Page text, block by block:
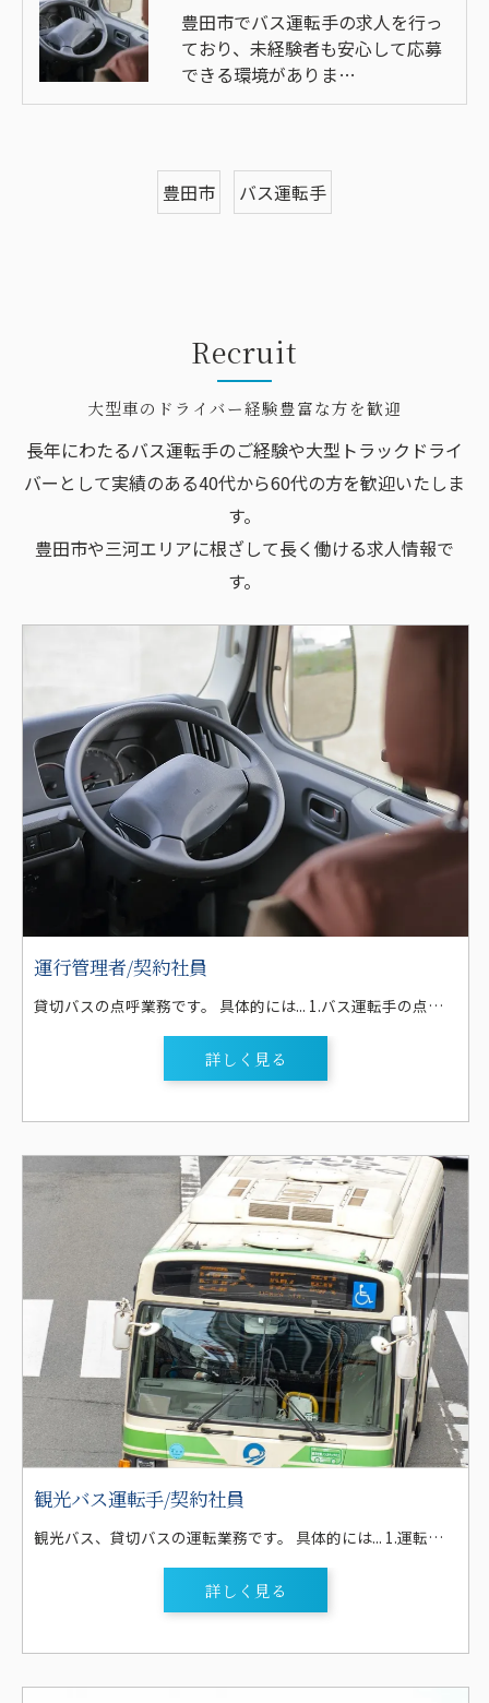
豊田市でバス運転手の求人を行っ
ており、未経験者も安心して応募
できる環境がありま…
豊田市 バス運転手
大型車のドライバー経験豊富な方を歓迎
Recruit
長年にわたるバス運転手のご経験や大型トラックドライ
バーとして実績のある40代から60代の方を歓迎いたしま
す。
豊田市や三河エリアに根ざして長く働ける求人情報で
す。
運行管理者/契約社員
貸切バスの点呼業務です。 具体的には... 1.バス運転手の点呼業務(早朝や夜間・土曜日・日曜日等) ※乗務員のアルコール検査機を使用したアルコールチェック。免許証の確認。健康状態 や睡眠時間等のチェックなどを行い、運行の可否を決定します。 2.各種運行管理業務 ※車両点検表のチェックや業務日報の管理 3.渋滞情報や事故情報の伝達 4.緊急時の無線連絡 【研修制度】 1ヶ月程度 ・課長・主任による教養 ・実務見習い ・定期便のルート見習い ・毎月の乗務員研修会 等 ※先輩がマンツーマンで指導をします！
詳しく見る
観光バス運転手/契約社員
観光バス、貸切バスの運転業務です。 具体的には... 1.運転する観光バスは、大型バス(60人乗り・55人乗り)、または中型バス(27人乗り)がメインです。 2.日帰りが多いですが、行楽シーズンなどは、三河や東海地区はもちろん、関東や関西などに向かう運行もあります。なお、宿泊を伴う場合は、1,000円/泊(マイクロ)・2,000円/泊(大バス)を支給します。 3.外国人向けの観光(インバウンド)は扱っていません。 4.観光バスの運行業務が少ない時期は、部活動の遠征や送迎、遠足や結婚式の送迎等の貸切バスの運行、地元大手企業の通勤バスや高校、自動車学校の送迎バスの運行業務等があります。 5.希望者には、運行管理者講習も受講して頂き、点呼業務など安全管理業務に携わることも可能です。 6.送迎バス業務では、地元大手企業の送迎、高校の送迎、学校行事、自動車学校の送迎等があります。経験を重ね、観光バス業務にステップアップしてゆくことも可能です。
詳しく見る